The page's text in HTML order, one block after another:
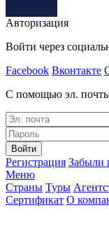
Авторизация
Войти через
Facebook Вконтакте
С помощью эл.
Войти
Регистрация Забыли
Меню
Страны Туры
Сертификат О